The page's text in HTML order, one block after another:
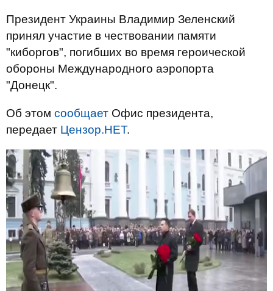
Президент Украины Владимир Зеленский
принял участие в чествовании памяти
"киборгов", погибших во время героической
обороны Международного аэропорта
"Донецк".
Об этом сообщает Офис президента,
передает Цензор.НЕТ.